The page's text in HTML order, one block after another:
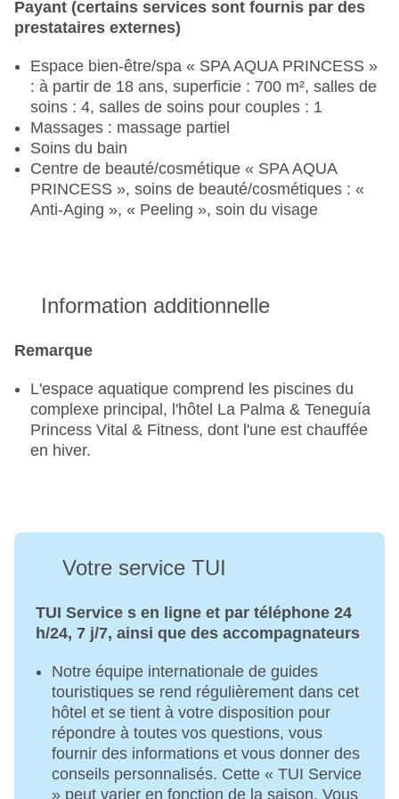
sélection de boissons supplémentaires : des
boissons de marque en plus des boissons
alcoolisées locales, un choix plus large de
cocktails, ainsi que des boissons en bouteille
(principalement de l'eau en bouteille). Si vous
réservez la formule « Tout compris Standard »,
les boissons proviennent de la station de
boissons, y compris l'eau.
Le restaurant Origen est ouvert en fonction de la
saison et du taux d'occupation. Lorsqu'il est
aux clients de l'Esencia. Au dîner, les clients de
commander de la viande ou du poisson, qui leur
seront servis à table.
Payant (certains services sont fournis par des
prestataires externes)
Espace bien-être/spa « SPA AQUA PRINCESS »
: à partir de 18 ans, superficie : 700 m², salles de
soins : 4, salles de soins pour couples : 1
Massages : massage partiel
Soins du bain
Centre de beauté/cosmétique « SPA AQUA
PRINCESS », soins de beauté/cosmétiques : «
Anti-Aging », « Peeling », soin du visage
Information additionnelle
Remarque
L'espace aquatique comprend les piscines du
complexe principal, l'hôtel La Palma & Teneguía
Princess Vital & Fitness, dont l'une est chauffée
en hiver.
Votre service TUI
TUI Service s en ligne et par téléphone 24
h/24, 7 j/7, ainsi que des accompagnateurs
Notre équipe internationale de guides
touristiques se rend régulièrement dans cet
hôtel et se tient à votre disposition pour
répondre à toutes vos questions, vous
fournir des informations et vous donner des
conseils personnalisés. Cette « TUI Service
» peut varier en fonction de la saison. Vous